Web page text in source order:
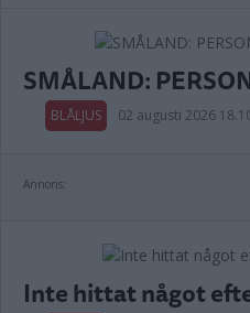
SMÅLAND:
BLÅLJUS 02 augusti 2026
Annons:
Inte hittat något